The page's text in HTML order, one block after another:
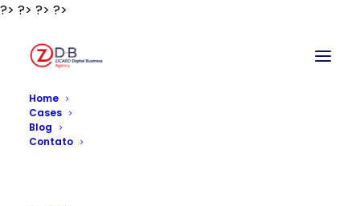
?> ?> ?> ?>
Home
Cases
Blog
Contato